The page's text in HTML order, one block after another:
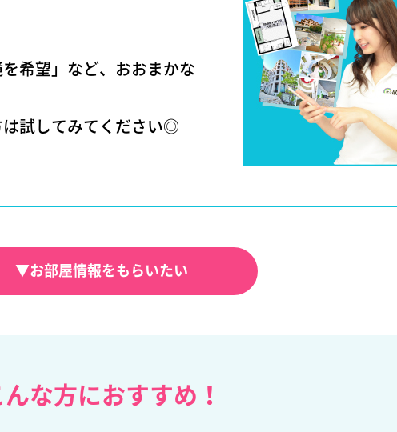
希望」など、おおまかな
試してみてください◎
▼お部屋情報をもらいたい
んな方におすすめ！